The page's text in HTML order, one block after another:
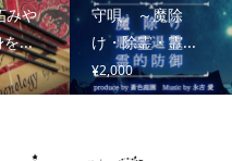
みや
を...
守唄』～魔除
け・除霊・霊...
¥2,000